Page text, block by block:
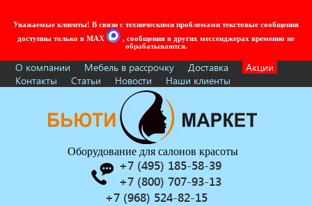
Уважаемые клиенты! В связи с техническими проблемами текстовые сообщения
доступны только в MAX
, сообщения в других мессенджерах временно не
обрабатываются.
О компании Мебель в рассрочку Доставка
Акции
Контакты
Статьи Новости Наши клиенты
Оборудование для салонов красоты
+7 (495) 185-58-39
+7 (800) 707-93-13
+7 (968) 524-82-15